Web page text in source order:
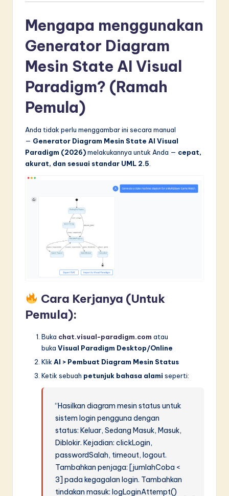
Mengapa menggunakan
Generator Diagram
Mesin State AI Visual
Paradigm? (Ramah
Pemula)
Anda tidak perlu menggambar ini secara manual
— Generator Diagram Mesin State AI Visual
Paradigm (2026)melakukannya untuk Anda — cepat,
akurat, dan sesuai standar UML 2.5
Cara Kerjanya (Untuk
Pemula):
Buka chat.visual-paradigm.com atau
buka Visual Paradigm Desktop/Online
Klik AI > Pembuat Diagram Mesin Status
Ketik sebuah petunjuk bahasa alami seperti:
“Hasilkan diagram mesin status untuk
sistem login pengguna dengan
status: Keluar, Sedang Masuk, Masuk,
Diblokir. Kejadian: clickLogin,
passwordSalah, timeout, logout.
Tambahkan penjaga: [jumlahCoba <
3] pada kegagalan login. Tambahkan
tindakan masuk: logLoginAttempt()